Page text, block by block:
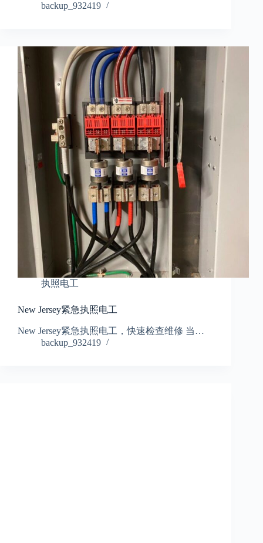
backup_932419
执照电工
New Jersey紧急执照电工
New Jersey紧急执照电工，快速检查维修 当…
backup_932419